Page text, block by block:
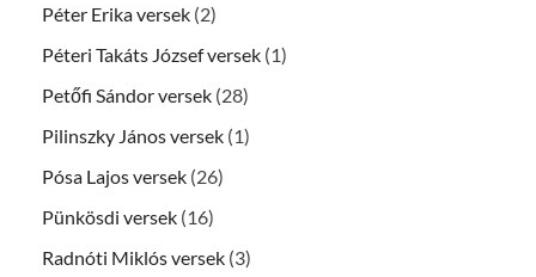
Péter Erika versek (2)
Péteri Takáts József versek (1)
Petőfi Sándor versek (28)
Pilinszky János versek (1)
Pósa Lajos versek (26)
Pünkösdi versek (16)
Radnóti Miklós versek (3)